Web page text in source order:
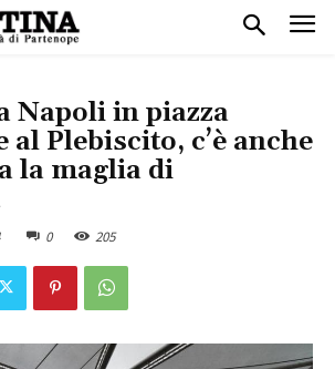
Napoli in piazza
al Plebiscito, c’è anche
la maglia di
0 205